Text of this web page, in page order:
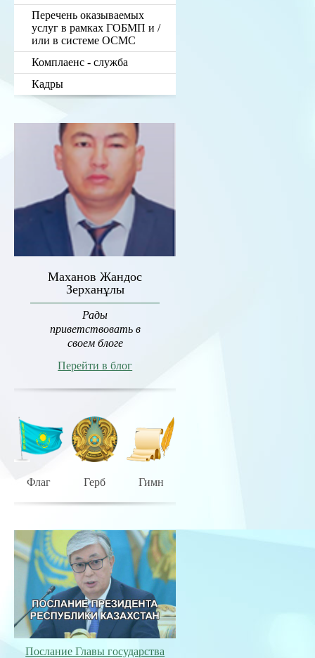
Перечень оказываемых
услуг в рамках ГОБМП и /
или в системе ОСМС
Комплаенс - служба
Кадры
Маханов Жандос
Зерханұлы
Рады
приветствовать в
своем блоге
Перейти в блог
Флаг Герб Гимн
Послание Главы государства